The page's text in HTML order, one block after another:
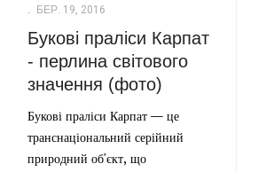
БЕР. 19, 2016
Букові праліси Карпат
- перлина світового
значення (фото)
Букові праліси Карпат — це
транснаціональний серійний
природний об'єкт, що